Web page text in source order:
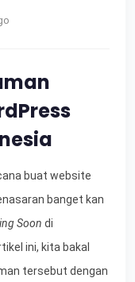
buat website
banget kan
Soon di
ini, kita bakal
tersebut dengan